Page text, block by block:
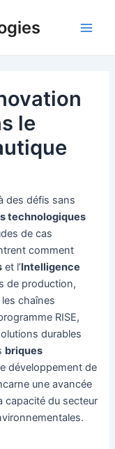
le
des défis sans
technologiques
de cas
comment
et l’Intelligence
de production,
chaînes
RISE,
durables
briques
développement de
une avancée
capacité du secteur